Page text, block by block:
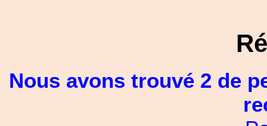
Nous avons trouvé 2 de